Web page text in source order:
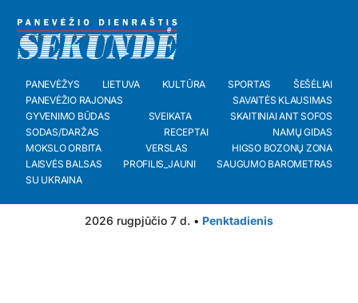
PANEVĖŽYS LIETUVA KULTŪRA SPORTAS
ŠEŠĖLIAI
PANEVĖŽIO RAJONAS
SAVAITĖS KLAUSIMAS
GYVENIMO BŪDAS
SVEIKATA
SKAITINIAI ANT SOFOS
SODAS/DARŽAS
RECEPTAI
NAMŲ GIDAS
MOKSLO ORBITA
VERSLAS
HIGSO BOZONŲ ZONA
LAISVĖS BALSAS
PROFILIS_JAUNI
SAUGUMO BAROMETRAS
SU UKRAINA
2026 rugpjūčio 7 d. • Penktadienis